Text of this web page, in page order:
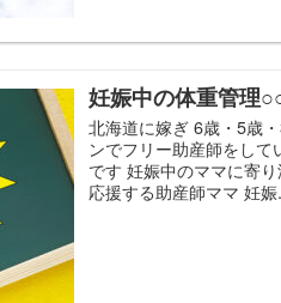
妊娠中の体重管理
北海道に嫁ぎ 6歳・5歳
ンでフリー助産師をして
です 妊娠中のママに寄
応援する助産師ママ 妊娠